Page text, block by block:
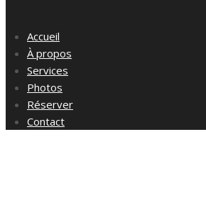
Accueil
À propos
Services
Photos
Réserver
Contact